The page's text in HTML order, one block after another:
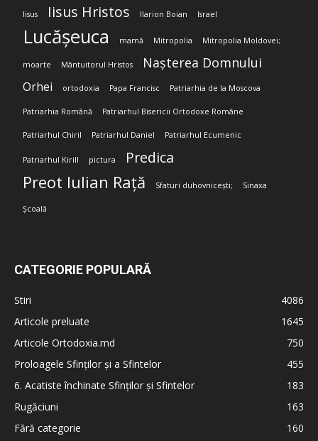
Iisus Iisus Hristos Ilarion Boian Israel
Lucășeuca mamă Mitropolia Mitropolia Moldovei;
moarte Mântuitorul Hristos Nașterea Domnului
Orhei ortodoxia Papa Francisc Patriarhia de la Moscova
Patriarhia Română Patriarhul Bisericii Ortodoxe Române
Patriarhul Chiril Patriarhul Daniel Patriarhul Ecumenic
Patriarhul Kirill pictura Predica
Preot Iulian Rață Sfaturi duhovnicești; Sinaxa
Școală
CATEGORIE POPULARĂ
Stiri
4086
Articole preluate
1645
Articole Ortodoxia.md
750
Proloagele Sfinților și a Sfintelor
455
6. Acatiste închinate Sfinților și Sfintelor
183
Rugăciuni
163
Fără categorie
160